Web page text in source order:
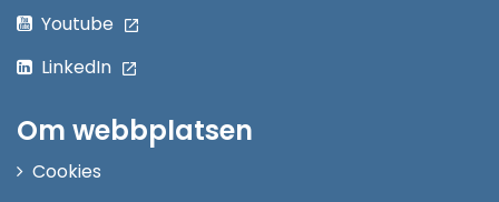
Youtube
LinkedIn
Om webbplatsen
Cookies